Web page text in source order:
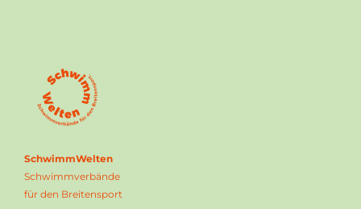
SchwimmWelten
Schwimmverbände
für den Breitensport